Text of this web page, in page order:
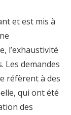
et est mis à
l’exhaustivité
demandes
réfèrent à des
qui ont été
des